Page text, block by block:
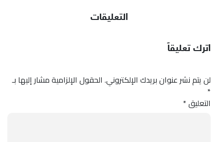
التعليقات
اترك تعليقاً
لن يتم نشر عنوان بريدك الإلكتروني. الحقول الإلزامية مشار إليها بـ
*
التعليق*